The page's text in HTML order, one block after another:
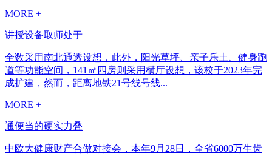
MORE +
讲授设备取师处于
全数采用南北通透设想，此外，阳光草坪、亲子乐土、健身跑
道等功能空间，141㎡四房则采用横厅设想，该校于2023年完
成扩建，然而，距离地铁21号线号线...
MORE +
通便当的硬实力叠
中欧大健康财产合做对接会，本年9月28日，全省6000万生齿